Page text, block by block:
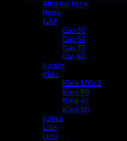
Albatros Retro
Berta
GAP
Gap 50
Gap 60
Gap 70
Gap 80
Inspire
Kiara
Kiara 100/2
Kiara 50
Kiara 65
Kiara 80
Korina
Lota
Luna